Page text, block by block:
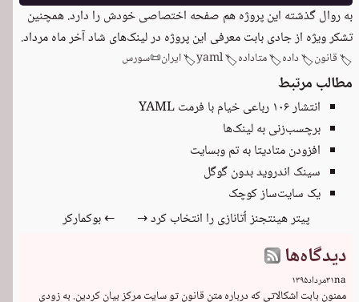
به روال گذشته این پروژه هم صفحه اختصاصی خودشرا دارد. همچنین
تشکر ویژه از ‏جادی بابت معرفی این پروژه درلینک‌های شاد آخر ماه مرداد.
🏷️قانون🏷️داده🏷️متاداده🏷️
🏷️ایران📜سورس
مطالب مرتبط
انتشار ۱۰۶ رباعی خیام با فرمت YAML
برچسب‌زنی به لینک‌ها
افزودن متادیتا به تم وبسایت
سینک اندروید بدون گوگل
یک سایت‌ساز کوچک
پیتر هینتجنز اُتانازی را انتخاب کرد →
← بوکمارکر
دیدگاه‌ها
na۳۱مرداد۱۳۹۵